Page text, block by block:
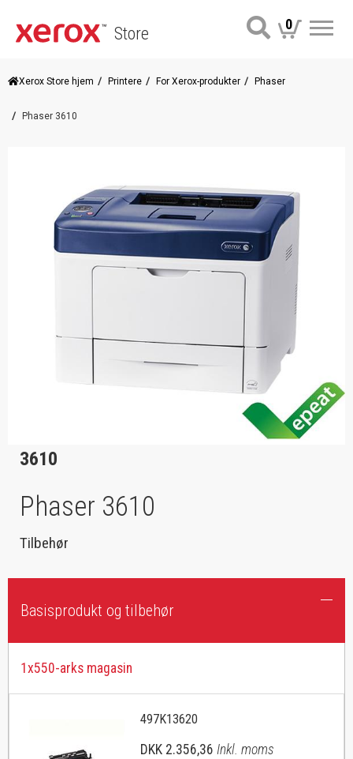
Store 0
Xerox Store hjem Printere For Xerox-produkter Phaser
Phaser 3610
3610
Phaser 3610
Tilbehør
Basisprodukt og tilbehør
1x550-arks magasin
497K13620
DKK 2.356,36 Inkl. moms